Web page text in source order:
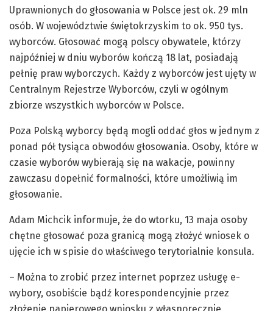
Uprawnionych do głosowania w Polsce jest ok. 29 mln
osób. W województwie świętokrzyskim to ok. 950 tys.
wyborców. Głosować mogą polscy obywatele, którzy
najpóźniej w dniu wyborów kończą 18 lat, posiadają
pełnię praw wyborczych. Każdy z wyborców jest ujęty w
Centralnym Rejestrze Wyborców, czyli w ogólnym
zbiorze wszystkich wyborców w Polsce.
Poza Polską wyborcy będą mogli oddać głos w jednym z
ponad pół tysiąca obwodów głosowania. Osoby, które w
czasie wyborów wybierają się na wakacje, powinny
zawczasu dopełnić formalności, które umożliwią im
głosowanie.
Adam Michcik informuje, że do wtorku, 13 maja osoby
chętne głosować poza granicą mogą złożyć wniosek o
ujęcie ich w spisie do właściwego terytorialnie konsula.
– Można to zrobić przez internet poprzez usługę e-
wybory, osobiście bądź korespondencyjnie przez